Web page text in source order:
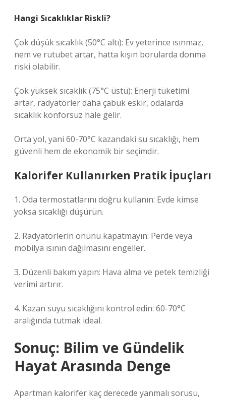
Hangi Sıcaklıklar Riskli?
Çok düşük sıcaklık (50°C altı): Ev yeterince ısınmaz,
nem ve rutubet artar, hatta kışın borularda donma
riski olabilir.
Çok yüksek sıcaklık (75°C üstü): Enerji tüketimi
artar, radyatörler daha çabuk eskir, odalarda
sıcaklık konforsuz hale gelir.
Orta yol, yani 60-70°C kazandaki su sıcaklığı, hem
güvenli hem de ekonomik bir seçimdir.
Kalorifer Kullanırken Pratik İpuçları
1. Oda termostatlarını doğru kullanın: Evde kimse
yoksa sıcaklığı düşürün.
2. Radyatörlerin önünü kapatmayın: Perde veya
mobilya ısının dağılmasını engeller.
3. Düzenli bakım yapın: Hava alma ve petek temizliği
verimi artırır.
4. Kazan suyu sıcaklığını kontrol edin: 60-70°C
aralığında tutmak ideal.
Sonuç: Bilim ve Gündelik
Hayat Arasında Denge
Apartman kalorifer kaç derecede yanmalı sorusu,